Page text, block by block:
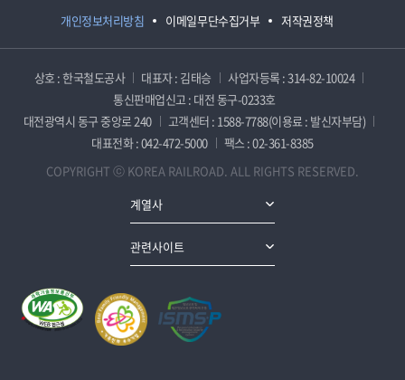
개인정보처리방침 이메일무단수집거부 저작권정책
상호 : 한국철도공사 대표자 : 김태승
사업자등록 : 314-82-10024
통신판매업신고 : 대전 동구-0233호
대전광역시 동구 중앙로 240
고객센터 : 1588-7788(이용료 : 발신자부담)
대표전화 : 042-472-5000
팩스 : 02-361-8385
COPYRIGHT ⓒ KOREA RAILROAD. ALL RIGHTS RESERVED.
계열사
관련사이트